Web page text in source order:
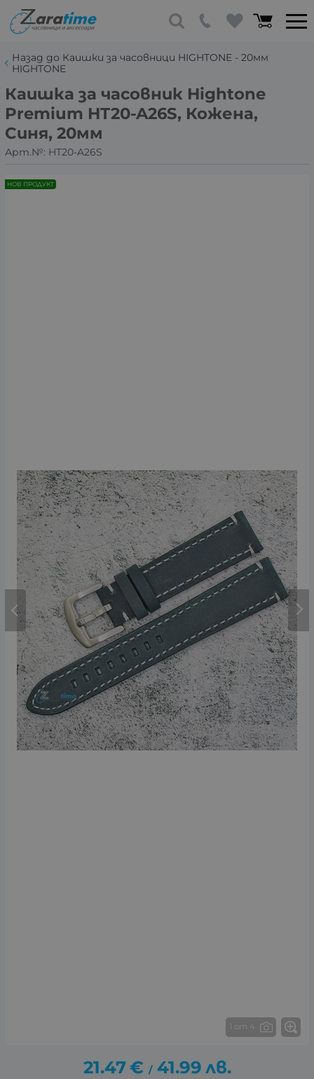
Назад до Каишки за часовници HIGHTONE - 20мм
HIGHTONE
Каишка за часовник Hightone
Premium HT20-A26S, Кожена,
Синя, 20мм
Арт.№: HT20-A26S
1 от 4
НОВ ПРОДУКТ
21.47€ / 41.99 лв.